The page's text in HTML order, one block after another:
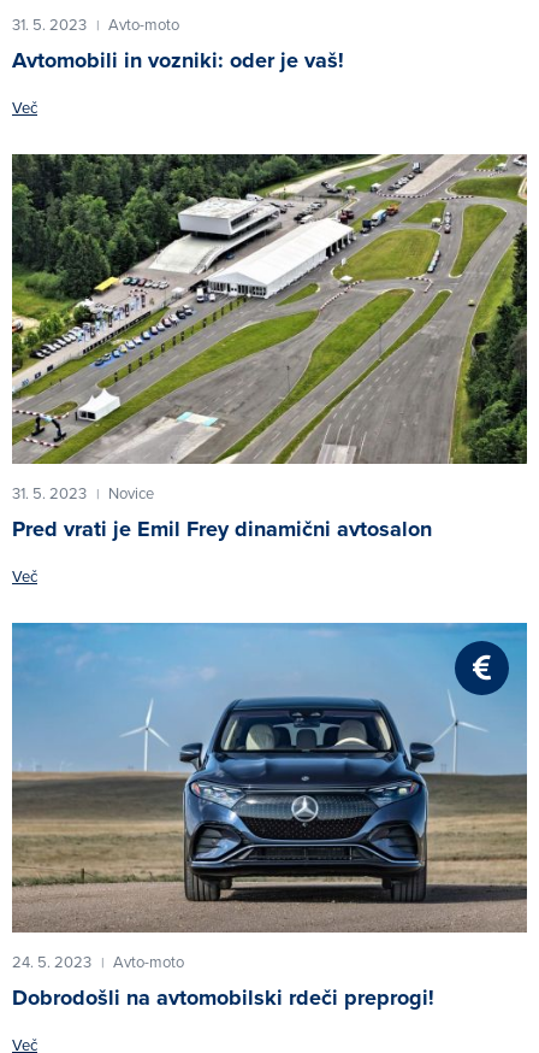
31. 5. 2023 | Avto-moto
Avtomobili in vozniki: oder je vaš!
Več
31. 5. 2023 | Novice
Pred vrati je Emil Frey dinamični avtosalon
Več
24. 5. 2023 | Avto-moto
Dobrodošli na avtomobilski rdeči preprogi!
Več